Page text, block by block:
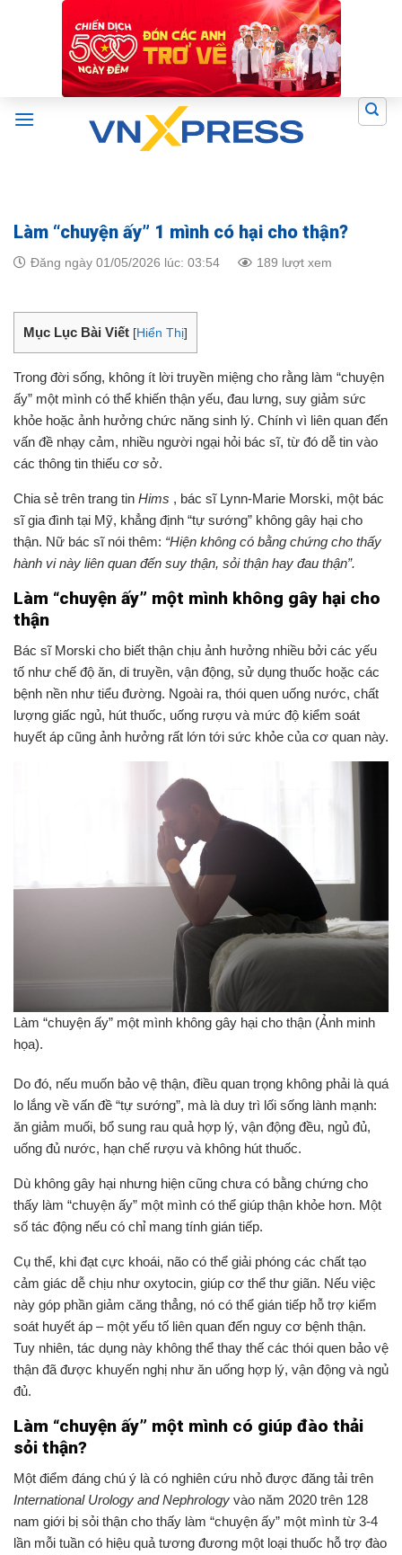
Làm “chuyện ấy” 1 mình có hại cho thận?
Đăng ngày 01/05/2026 lúc: 03:54 189 lượt xem
Mục Lục Bài Viết [Hiển Thị]
Trong đời sống, không ít lời truyền miệng cho rằng làm “chuyện
ấy” một mình có thể khiến thận yếu, đau lưng, suy giảm sức
khỏe hoặc ảnh hưởng chức năng sinh lý. Chính vì liên quan đến
vấn đề nhạy cảm, nhiều người ngại hỏi bác sĩ, từ đó dễ tin vào
các thông tin thiếu cơ sở.
Chia sẻ trên trang tin Hims , bác sĩ Lynn-Marie Morski, một bác
sĩ gia đình tại Mỹ, khẳng định “tự sướng” không gây hại cho
thận. Nữ bác sĩ nói thêm: “Hiện không có bằng chứng cho thấy
hành vi này liên quan đến suy thận, sỏi thận hay đau thận”.
Làm “chuyện ấy” một mình không gây hại cho
thận
Bác sĩ Morski cho biết thận chịu ảnh hưởng nhiều bởi các yếu
tố như chế độ ăn, di truyền, vận động, sử dụng thuốc hoặc các
bệnh nền như tiểu đường. Ngoài ra, thói quen uống nước, chất
lượng giấc ngủ, hút thuốc, uống rượu và mức độ kiểm soát
huyết áp cũng ảnh hưởng rất lớn tới sức khỏe của cơ quan này.
Làm “chuyện ấy” một mình không gây hại cho thận (Ảnh minh
họa).
Do đó, nếu muốn bảo vệ thận, điều quan trọng không phải là quá
lo lắng về vấn đề “tự sướng”, mà là duy trì lối sống lành mạnh:
ăn giảm muối, bổ sung rau quả hợp lý, vận động đều, ngủ đủ,
uống đủ nước, hạn chế rượu và không hút thuốc.
Dù không gây hại nhưng hiện cũng chưa có bằng chứng cho
thấy làm “chuyện ấy” một mình có thể giúp thận khỏe hơn. Một
số tác động nếu có chỉ mang tính gián tiếp.
Cụ thể, khi đạt cực khoái, não có thể giải phóng các chất tạo
cảm giác dễ chịu như oxytocin, giúp cơ thể thư giãn. Nếu việc
này góp phần giảm căng thẳng, nó có thể gián tiếp hỗ trợ kiểm
soát huyết áp – một yếu tố liên quan đến nguy cơ bệnh thận.
Tuy nhiên, tác dụng này không thể thay thế các thói quen bảo vệ
thận đã được khuyến nghị như ăn uống hợp lý, vận động và ngủ
đủ.
Làm “chuyện ấy” một mình có giúp đào thải
sỏi thận?
Một điểm đáng chú ý là có nghiên cứu nhỏ được đăng tải trên
International Urology and Nephrology vào năm 2020 trên 128
nam giới bị sỏi thận cho thấy làm “chuyện ấy” một mình từ 3-4
lần mỗi tuần có hiệu quả tương đương một loại thuốc hỗ trợ đào